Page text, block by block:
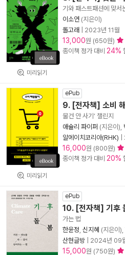
미리읽기
기와 패스트패션에 맞서
이소연 (지은이)
돌고래
2023년 11월
13,000원 (650원)
종이책 정가 대비 24%
미리읽기
ePub
9. [전자책] 소비
물건 안 사기’ 챌린지
애슐리 파이퍼 (지은이),
알에이치코리아(RHK)
16,000원 (800원)
종이책 정가 대비 20%
ePub
10. [전자책] 기후
가는 법
한윤정 신지혜 (지은이),
산현글방
2024년 09
15,000원 (750원)